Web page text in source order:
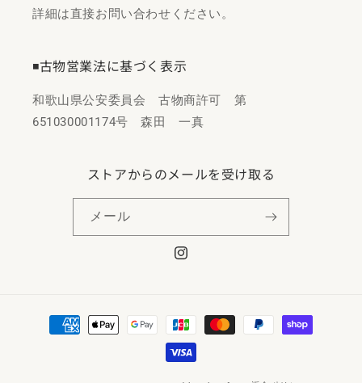
詳細は直接お問い合わせください。
◾️古物営業法に基づく表示
和歌山県公安委員会 古物商許可 第
651030001174号 森田 一真
ストアからのメールを受け取る
メール
Instagram